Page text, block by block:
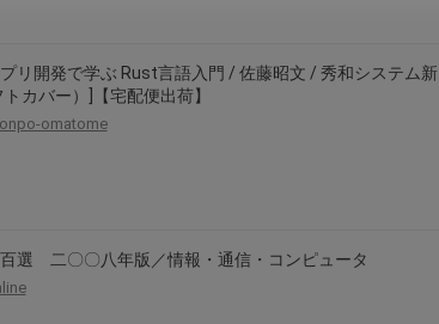
日晚上23:59結束。
簽。
Dollar」至會員帳戶中。
加APP加碼活動，可掃瞄QRcode下載APP。
プリ開発で学ぶ Rust言語入門 / 佐藤昭文 / 秀和システム新
カバー）]【宅配便出荷】
omatome
百選 二〇〇八年版／情報・通信・コンピュータ